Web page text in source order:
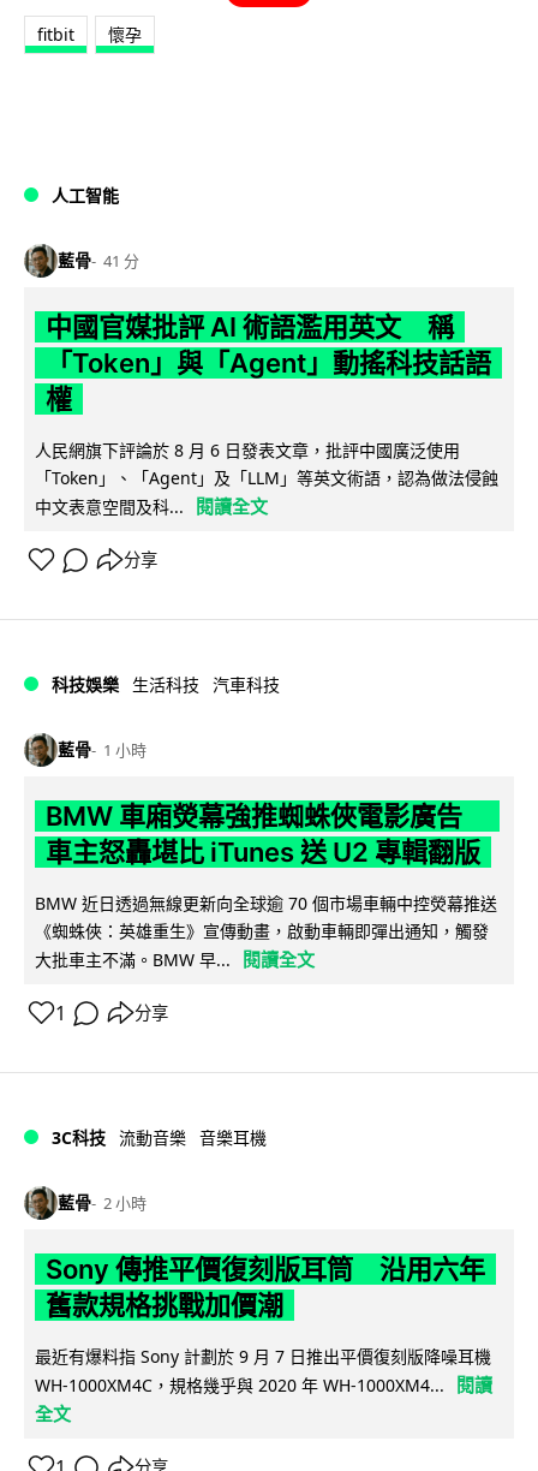
fitbit 懷孕
人工智能
藍骨 41 分
中國官媒批評 AI 術語濫用英文 稱
「Token」與「Agent」動搖科技話語
權
人民網旗下評論於 8 月 6 日發表文章，批評中國廣泛使用
「Token」、「Agent」及「LLM」等英文術語，認為做法侵蝕
中文表意空間及科...
閱讀全文
分享
科技娛樂 生活科技 汽車科技
藍骨 1 小時
BMW 車廂熒幕強推蜘蛛俠電影廣告
車主怒轟堪比 iTunes 送 U2 專輯翻版
BMW 近日透過無線更新向全球逾 70 個市場車輛中控熒幕推送
《蜘蛛俠：英雄重生》宣傳動畫，啟動車輛即彈出通知，觸發
大批車主不滿。BMW 早...
閱讀全文
1 分享
3C科技 流動音樂 音樂耳機
藍骨 2 小時
Sony 傳推平價復刻版耳筒 沿用六年
舊款規格挑戰加價潮
最近有爆料指 Sony 計劃於 9 月 7 日推出平價復刻版降噪耳機
WH-1000XM4C，規格幾乎與 2020 年 WH-1000XM4...
閱讀
全文